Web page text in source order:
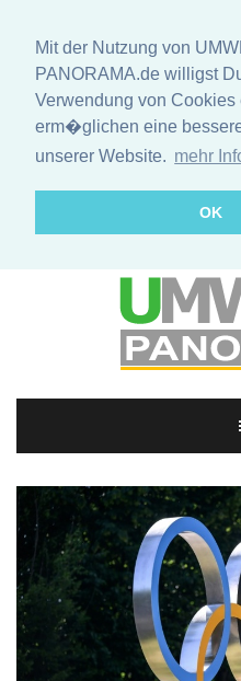
Mit der Nutzung von
PANORAMA.de willigst
Verwendung von Cookies
erm�glichen eine
unserer Website. mehr
OK